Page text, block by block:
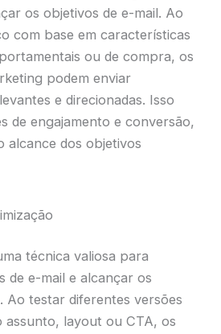
os objetivos de e-mail. Ao
com base em características
ou de compra, os
podem enviar
e direcionadas. Isso
de engajamento e conversão,
alcance dos objetivos
técnica valiosa para
de e-mail e alcançar os
Ao testar diferentes versões
assunto, layout ou CTA, os